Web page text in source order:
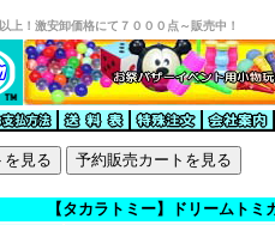
上！激安卸価格にて７０００点～販売中！
【タカラトミー】ドリームト